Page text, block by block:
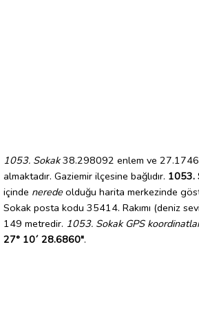
1053. Sokak38.298092 enlem ve
almaktadır. Gaziemir ilçesine bağlıdır. 1053.
içinde nerede olduğu harita merkezinde
Sokak posta kodu 35414. Rakımı (deniz
149 metredir. 1053. Sokak GPS
27° 10´ 28.6860".